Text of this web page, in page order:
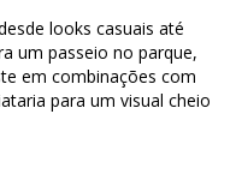
looks casuais até
um passeio no parque,
em combinações com
para um visual cheio